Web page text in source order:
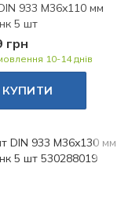
933 M36x110 мм
5 шт
грн
10-14 днів
КУПИТИ